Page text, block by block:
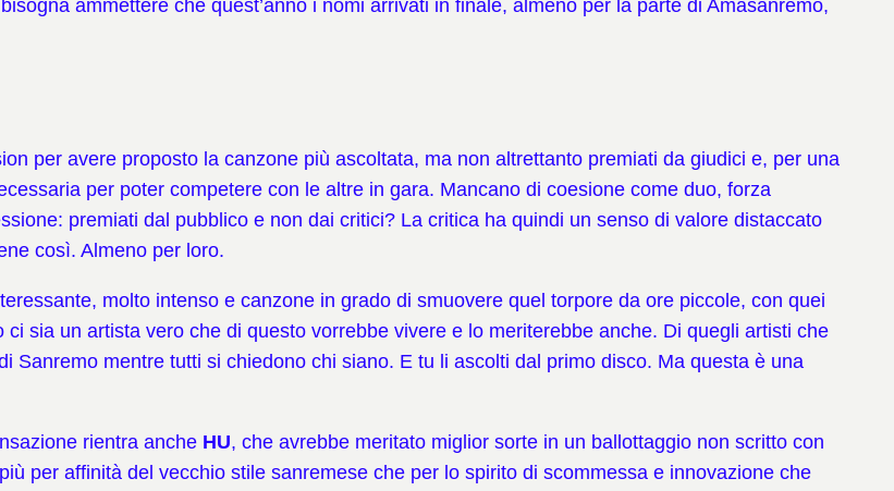
ammettere che quest’anno i nomi arrivati in finale, almeno per la parte di Amasanremo,
per avere proposto la canzone più ascoltata, ma non altrettanto premiati da giudici e, per una
per poter competere con le altre in gara. Mancano di coesione come duo, forza
premiati dal pubblico e non dai critici? La critica ha quindi un senso di valore distaccato
così. Almeno per loro.
molto intenso e canzone in grado di smuovere quel torpore da ore piccole, con quei
sia un artista vero che di questo vorrebbe vivere e lo meriterebbe anche. Di quegli artisti che
Sanremo mentre tutti si chiedono chi siano. E tu li ascolti dal primo disco. Ma questa è una
rientra anche HU, che avrebbe meritato miglior sorte in un ballottaggio non scritto con
per affinità del vecchio stile sanremese che per lo spirito di scommessa e innovazione che